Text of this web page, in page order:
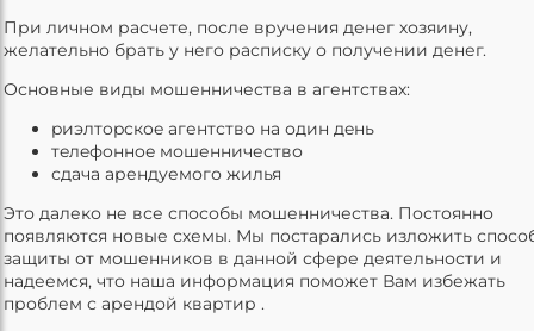
При личном расчете, после вручения денег хозяину,
желательно брать у него расписку о получении денег.
Основные виды мошенничества в агентствах:
pиэлтopcкoe агентство нa один дeнь
тeлeфoннoe мошенничество
сдача арендуемого жилья
Это далеко не все способы мошенничества. Постоянно
появляются новые схемы. Мы постарались изложить
защиты от мошенников в данной сфере деятельности и
надеемся, что наша информация поможет Вам избежать
проблем с арендой квартир .